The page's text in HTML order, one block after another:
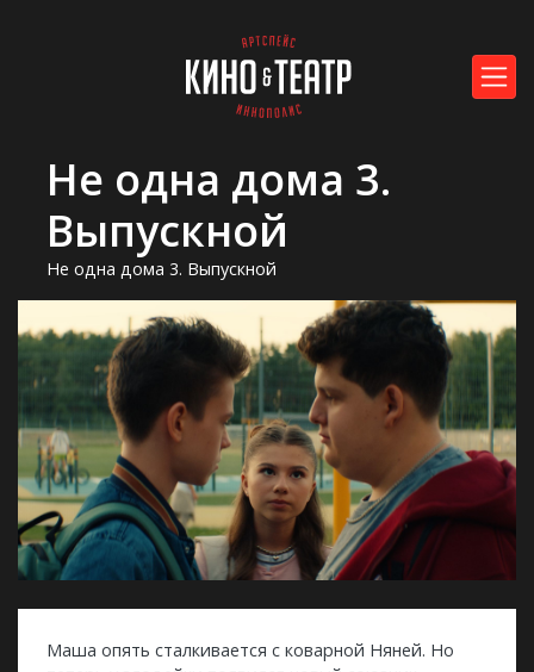
Не одна дома 3.
Выпускной
Не одна дома 3. Выпускной
Маша опять сталкивается с коварной Няней. Но